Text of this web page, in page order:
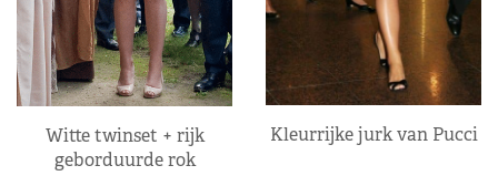
Witte twinset + rijk
geborduurde rok
Kleurrijke jurk van Pucci